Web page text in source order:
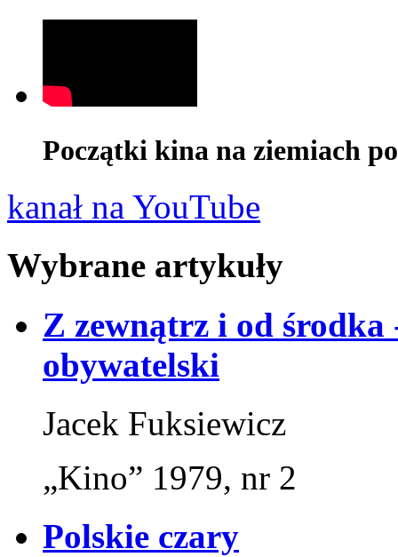
Początki kina na ziemiach
kanał na YouTube
Wybrane artykuły
Z zewnątrz i od
obywatelski
Jacek Fuksiewicz
„Kino” 1979, nr 2
Polskie czary